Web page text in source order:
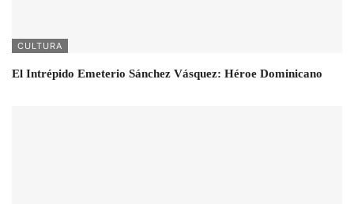
CULTURA
El Intrépido Emeterio Sánchez Vásquez: Héroe Dominicano